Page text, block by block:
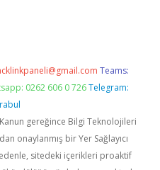
Teams:
0262 606 0 726 Telegram:
Kanun gereğince Bilgi Teknolojileri
onaylanmış bir Yer Sağlayıcı
sitedeki içerikleri proaktif